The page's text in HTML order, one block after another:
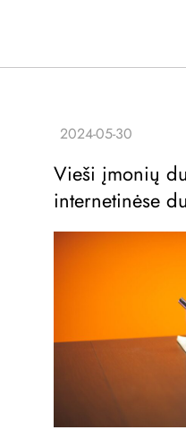
Vieši įmonių
internetinėse